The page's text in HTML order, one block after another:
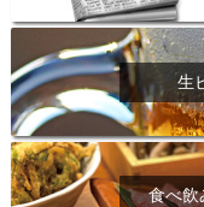
生
食べ飲